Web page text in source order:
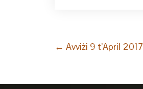
Post
navigation
← Avviżi 9 t’April 2017